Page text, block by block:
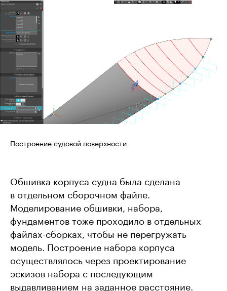
Построение судовой поверхности
Обшивка корпуса судна была сделана
в отдельном сборочном файле.
Моделирование обшивки, набора,
фундаментов тоже проходило в отдельных
файлах-сборках, чтобы не перегружать
модель. Построение набора корпуса
осуществлялось через проектирование
эскизов набора с последующим
выдавливанием на заданное расстояние.